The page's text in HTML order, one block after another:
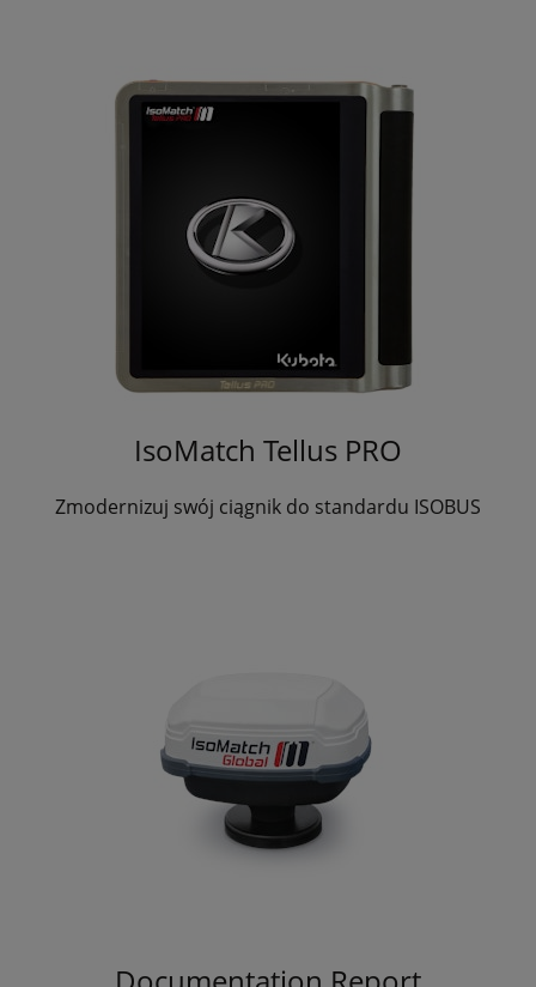
IsoMatch Tellus PRO
Zmodernizuj swój ciągnik do standardu ISOBUS